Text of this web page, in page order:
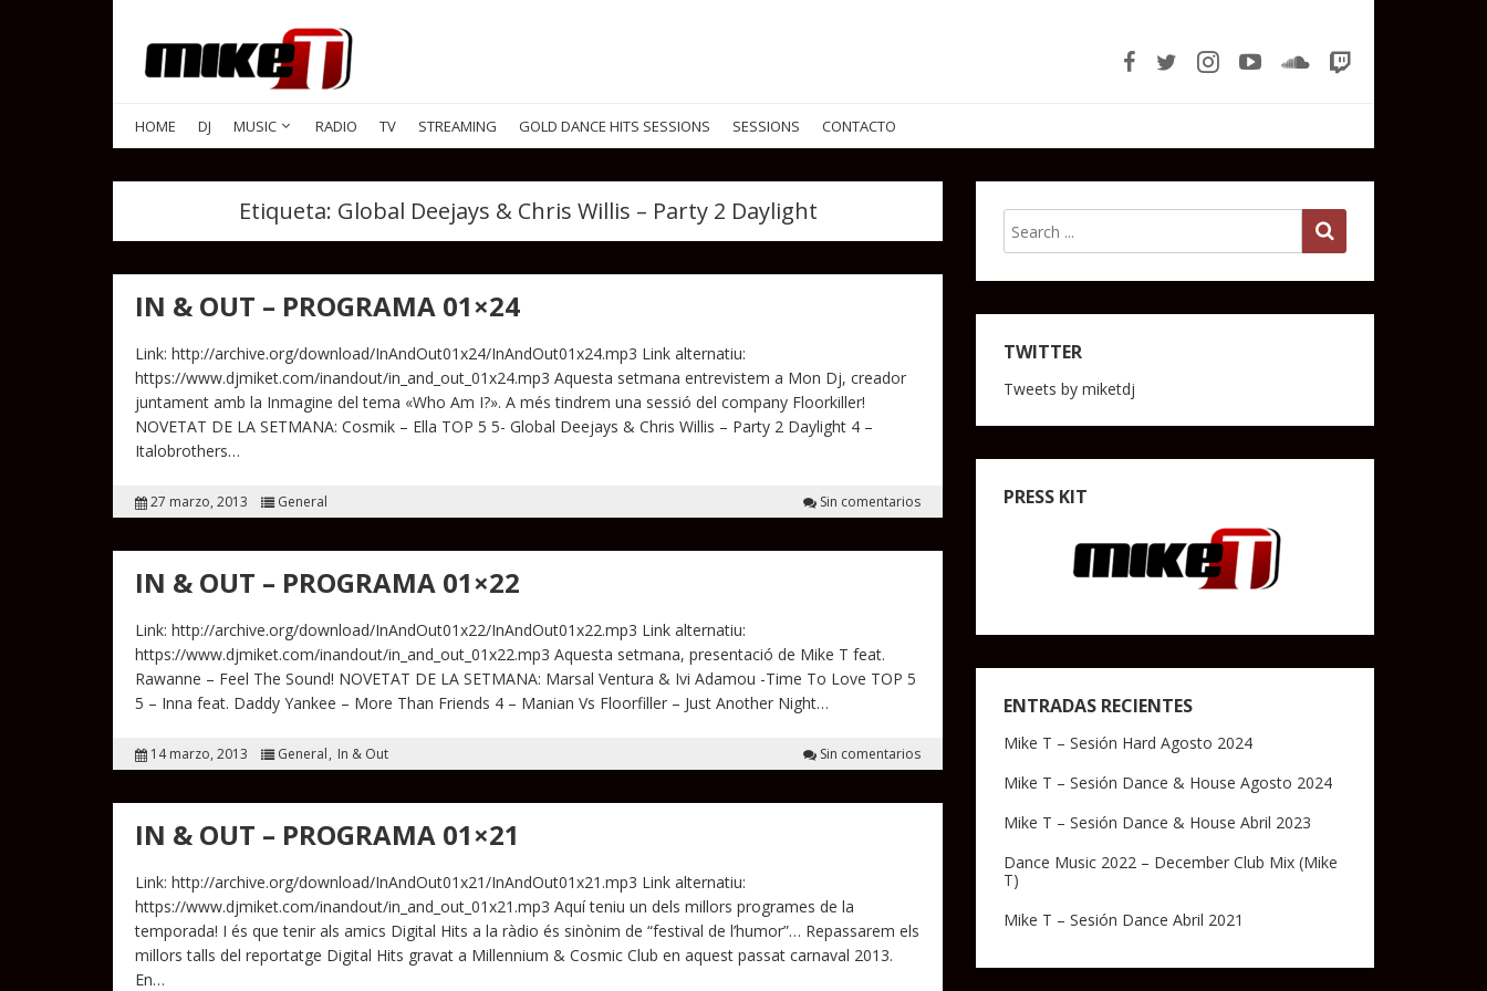
HOME DJ MUSIC RADIO TV STREAMING GOLD DANCE HITS SESSIONS SESSIONS CONTACTO
Etiqueta: Global Deejays & Chris Willis – Party 2 Daylight
IN & OUT – PROGRAMA 01×24
Link: http://archive.org/download/InAndOut01x24/InAndOut01x24.mp3 Link alternatiu:
https://www.djmiket.com/inandout/in_and_out_01x24.mp3 Aquesta setmana entrevistem a Mon Dj, creador
juntament amb la Inmagine del tema «Who Am I?». A més tindrem una sessió del company Floorkiller!
NOVETAT DE LA SETMANA: Cosmik – Ella TOP 5 5- Global Deejays & Chris Willis – Party 2 Daylight 4 –
Italobrothers…
27 marzo, 2013 General Sin comentarios
IN & OUT – PROGRAMA 01×22
Link: http://archive.org/download/InAndOut01x22/InAndOut01x22.mp3 Link alternatiu:
https://www.djmiket.com/inandout/in_and_out_01x22.mp3 Aquesta setmana, presentació de Mike T feat.
Rawanne – Feel The Sound! NOVETAT DE LA SETMANA: Marsal Ventura & Ivi Adamou -Time To Love TOP 5
5 – Inna feat. Daddy Yankee – More Than Friends 4 – Manian Vs Floorfiller – Just Another Night…
14 marzo, 2013 General In & Out Sin comentarios
IN & OUT – PROGRAMA 01×21
Link: http://archive.org/download/InAndOut01x21/InAndOut01x21.mp3 Link alternatiu:
https://www.djmiket.com/inandout/in_and_out_01x21.mp3 Aquí teniu un dels millors programes de la
temporada! I és que tenir als amics Digital Hits a la ràdio és sinònim de “festival de l’humor”… Repassarem els
millors talls del reportatge Digital Hits gravat a Millennium & Cosmic Club en aquest passat carnaval 2013.
En…
TWITTER
Tweets by miketdj
PRESS KIT
ENTRADAS RECIENTES
Mike T – Sesión Hard Agosto 2024
Mike T – Sesión Dance & House Agosto 2024
Mike T – Sesión Dance & House Abril 2023
Dance Music 2022 – December Club Mix (Mike
T)
Mike T – Sesión Dance Abril 2021